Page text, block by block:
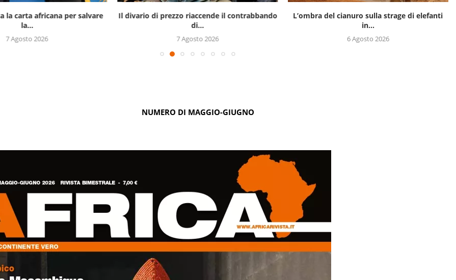
la carta africana per salvare
la...
7 Agosto 2026
Il divario di prezzo riaccende il contrabbando
di...
7 Agosto 2026
L’ombra del cianuro sulla strage di elefanti
in...
6 Agosto 2026
NUMERO DI MAGGIO-GIUGNO